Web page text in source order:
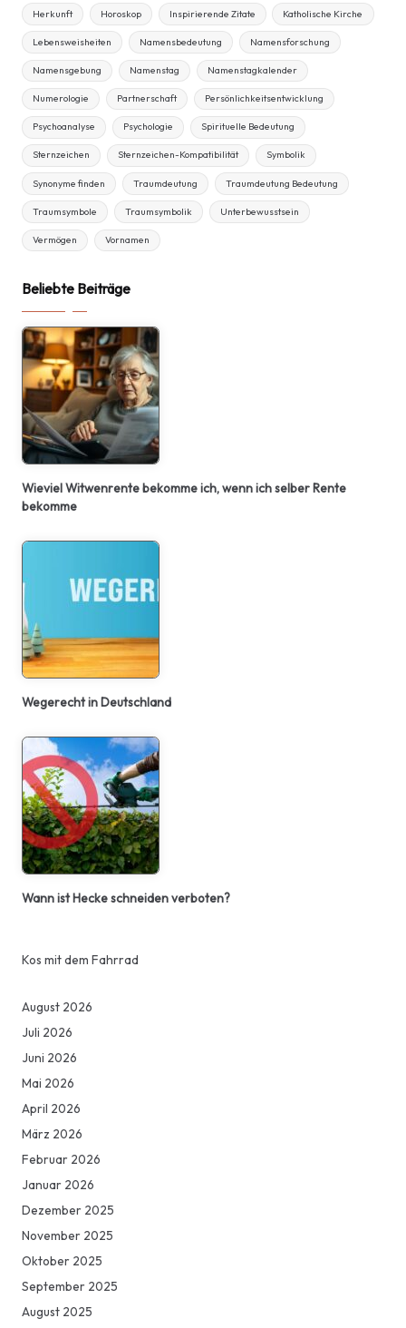
Herkunft Horoskop Inspirierende Zitate Katholische Kirche
Lebensweisheiten Namensbedeutung Namensforschung
Namensgebung Namenstag Namenstagkalender
Numerologie Partnerschaft Persönlichkeitsentwicklung
Psychoanalyse Psychologie Spirituelle Bedeutung
Sternzeichen Sternzeichen-Kompatibilität Symbolik
Synonyme finden Traumdeutung Traumdeutung Bedeutung
Traumsymbole Traumsymbolik Unterbewusstsein
Vermögen Vornamen
Beliebte Beiträge
Wieviel Witwenrente bekomme ich, wenn ich selber Rente
bekomme
Wegerecht in Deutschland
Wann ist Hecke schneiden verboten?
Kos mit dem Fahrrad
August 2026
Juli 2026
Juni 2026
Mai 2026
April 2026
März 2026
Februar 2026
Januar 2026
Dezember 2025
November 2025
Oktober 2025
September 2025
August 2025